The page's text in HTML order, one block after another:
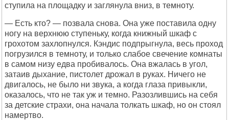
ступила на площадку и заглянула вниз, в темноту.
— Есть кто? — позвала снова. Она уже поставила одну
ногу на верхнюю ступеньку, когда книжный шкаф с
грохотом захлопнулся. Кэндис подпрыгнула, весь проход
погрузился в темноту, и только слабое свечение комнаты
в самом низу едва пробивалось. Она вжалась в угол,
затаив дыхание, пистолет дрожал в руках. Ничего не
двигалось, не было ни звука, а когда глаза привыкли,
оказалось, что не так уж и темно. Разозлившись на себя
за детские страхи, она начала толкать шкаф, но он стоял
намертво.